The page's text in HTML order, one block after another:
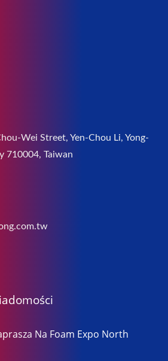
Wei Street, Yen-Chou Li, Yong-
710004, Taiwan
Na Foam Expo North